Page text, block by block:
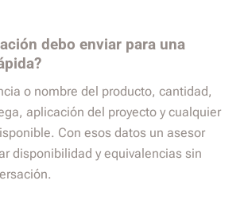
debo enviar para una
o nombre del producto, cantidad,
aplicación del proyecto y cualquier
Con esos datos un asesor
disponibilidad y equivalencias sin